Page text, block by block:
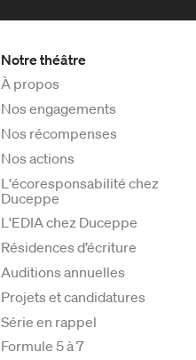
Notre théâtre
À propos
Nos engagements
Nos récompenses
Nos actions
L'écoresponsabilité chez
Duceppe
L'EDIA chez Duceppe
Résidences d’écriture
Auditions annuelles
Projets et candidatures
Série en rappel
Formule 5 à 7